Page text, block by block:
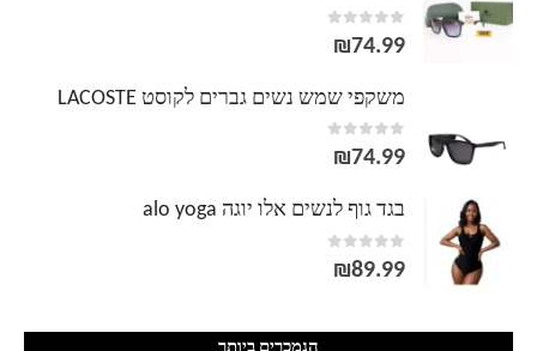
0
out of 5
₪74.99
משקפי שמש נשים גברים לקוסט LACOSTE
0
out of 5
₪74.99
בגד גוף לנשים אלו יוגה alo yoga
0
out of 5
₪89.99